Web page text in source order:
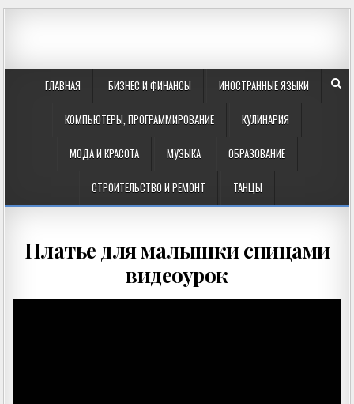
ГЛАВНАЯ БИЗНЕС И ФИНАНСЫ ИНОСТРАННЫЕ ЯЗЫКИ
КОМПЬЮТЕРЫ, ПРОГРАММИРОВАНИЕ КУЛИНАРИЯ
МОДА И КРАСОТА МУЗЫКА ОБРАЗОВАНИЕ
СТРОИТЕЛЬСТВО И РЕМОНТ ТАНЦЫ
Платье для малышки спицами
видеоурок